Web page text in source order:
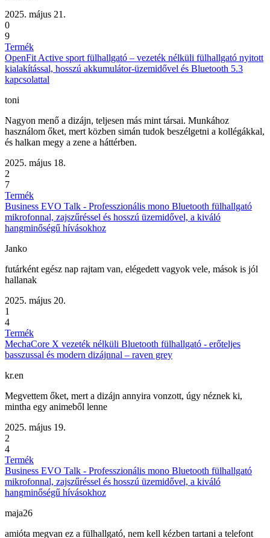
2025. május 21.
0
9
Termék
OpenFit Active sport fülhallgató – vezeték nélküli fülhallgató nyitott
kialakítással, hosszú akkumulátor-üzemidővel és Bluetooth 5.3
kapcsolattal
toni
Nagyon menő a dizájn, teljesen más mint társai. Munkához
használom őket, mert közben simán tudok beszélgetni a kollégákkal,
és halkan megy a zene a háttérben.
2025. május 18.
2
7
Termék
Business EVO Talk - Professzionális mono Bluetooth fülhallgató
mikrofonnal, zajszűréssel és hosszú üzemidővel, a kiváló
hangminőségű hívásokhoz
Janko
futárként egész nap rajtam van, elégedett vagyok vele, mások is jól
hallanak
2025. május 20.
1
4
Termék
MechaCore X vezeték nélküli Bluetooth fülhallgató - erőteljes
basszussal és modern dizájnnal – raven grey
kr.en
Megvettem őket, mert a dizájn annyira vonzott, úgy néznek ki,
mintha egy animeből lenne
2025. május 19.
2
4
Termék
Business EVO Talk - Professzionális mono Bluetooth fülhallgató
mikrofonnal, zajszűréssel és hosszú üzemidővel, a kiváló
hangminőségű hívásokhoz
maja26
amióta megvan ez a fülhallgató, nem kell kézben tartani a telefont